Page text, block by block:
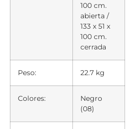
100 cm.
abierta /
133 x 51 x
100 cm.
cerrada
Peso: 22.7 kg
Colores:
Negro
(08)